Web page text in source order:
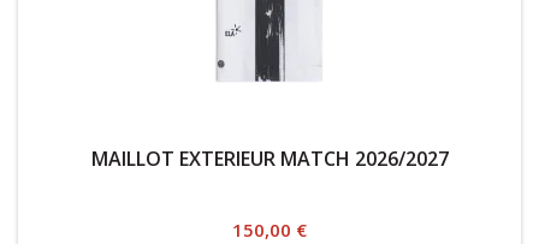
MAILLOT EXTERIEUR MATCH 2026/2027
Prix
150,00 €